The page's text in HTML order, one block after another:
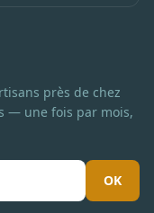
près de chez
— une fois par mois,
OK